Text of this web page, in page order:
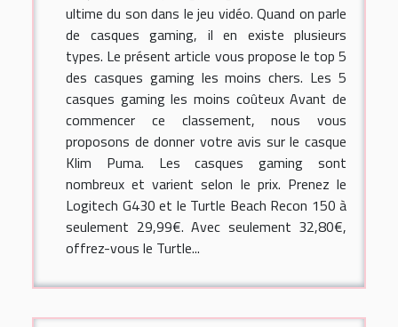
ultime du son dans le jeu vidéo. Quand on parle
de casques gaming, il en existe plusieurs
types. Le présent article vous propose le top 5
des casques gaming les moins chers. Les 5
casques gaming les moins coûteux Avant de
commencer ce classement, nous vous
proposons de donner votre avis sur le casque
Klim Puma. Les casques gaming sont
nombreux et varient selon le prix. Prenez le
Logitech G430 et le Turtle Beach Recon 150 à
seulement 29,99€. Avec seulement 32,80€,
offrez-vous le Turtle...